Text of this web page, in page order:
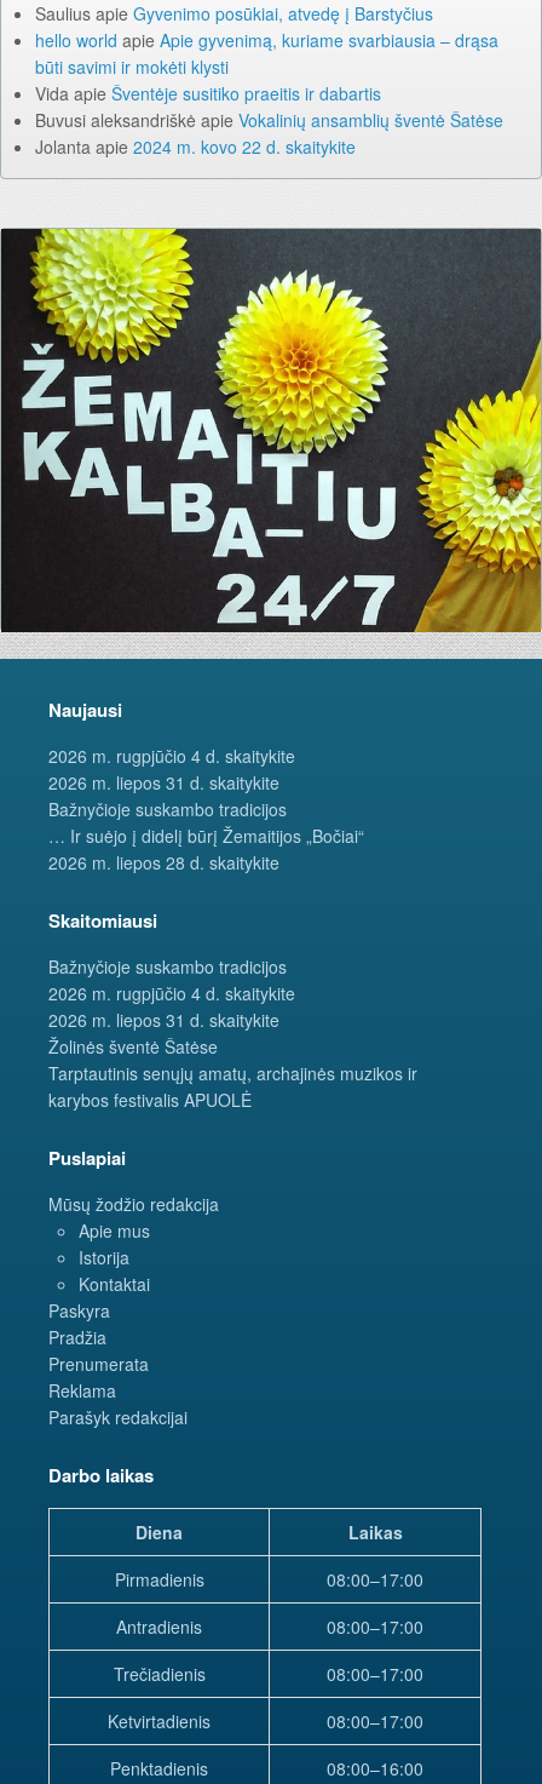
Saulius apie Gyvenimo posūkiai, atvedę į Barstyčius
hello world apie Apie gyvenimą, kuriame svarbiausia – drąsa
būti savimi ir mokėti klysti
Vida apie Šventėje susitiko praeitis ir dabartis
Buvusi aleksandriškė apie Vokalinių ansamblių šventė Šatėse
Jolanta apie 2024 m. kovo 22 d. skaitykite
Naujausi
2026 m. rugpjūčio 4 d. skaitykite
2026 m. liepos 31 d. skaitykite
Bažnyčioje suskambo tradicijos
… Ir suėjo į didelį būrį Žemaitijos „Bočiai“
2026 m. liepos 28 d. skaitykite
Skaitomiausi
Bažnyčioje suskambo tradicijos
2026 m. rugpjūčio 4 d. skaitykite
2026 m. liepos 31 d. skaitykite
Žolinės šventė Šatėse
Tarptautinis senųjų amatų, archajinės muzikos ir
karybos festivalis APUOLĖ
Puslapiai
Mūsų žodžio redakcija
Apie mus
Istorija
Kontaktai
Paskyra
Pradžia
Prenumerata
Reklama
Parašyk redakcijai
Darbo laikas
Diena
Laikas
Pirmadienis
08:00–17:00
Antradienis
08:00–17:00
Trečiadienis
08:00–17:00
Ketvirtadienis
08:00–17:00
Penktadienis
08:00–16:00